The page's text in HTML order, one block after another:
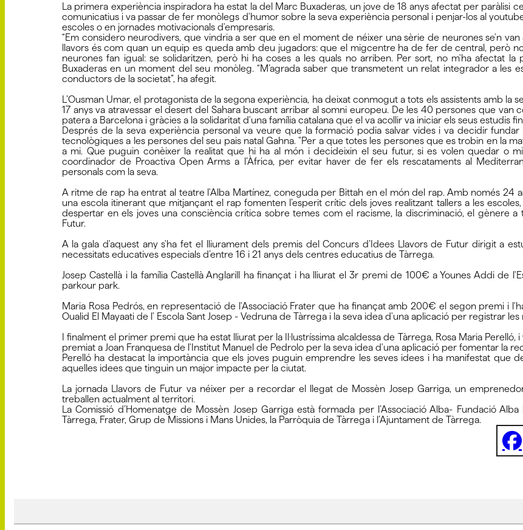
La primera experiència inspiradora ha estat la del Marc Buxaderas, un jove de 18 anys afectat per paràlisi
comunicatius i va passar de fer monòlegs d'humor sobre la seva experiència personal i penjar-los al
escoles o en jornades motivacionals d'empresaris.
“Em considero neurodivers, que vindria a ser que en el moment de néixer una sèrie de neurones se'n
llavors és com quan un equip es queda amb deu jugadors: que el migcentre ha de fer de central, però
neurones fan igual: se solidaritzen, però hi ha coses a les quals no arriben. Per sort, no m'ha afectat
Buxaderas en un moment del seu monòleg. “M’agrada saber que transmetent un relat integrador a les
conductors de la societat”, ha afegit.
L’Ousman Umar, el protagonista de la segona experiència, ha deixat conmogut a tots els assistents amb
17 anys va atravessar el desert del Sahara buscant arribar al somni europeu. De les 40 persones que
patera a Barcelona i gràcies a la solidaritat d'una família catalana que el va acollir va iniciar els seus estudis
Després de la seva experiència personal va veure que la formació podia salvar vides i va decidir fundar
tecnològiques a les persones del seu pais natal Gahna. "Per a que totes les persones que es trobin en la
a mi. Que puguin conèixer la realitat que hi ha al món i decideixin el seu futur, si es volen quedar o
coordinador de Proactiva Open Arms a l’Àfrica, per evitar haver de fer els rescataments al
personals com la seva.
A ritme de rap ha entrat al teatre l'Alba Martínez, coneguda per Bittah en el món del rap. Amb només 24
una escola itinerant que mitjançant el rap fomenten l’esperit crític dels joves realitzant tallers a les
despertar en els joves una consciència crítica sobre temes com el racisme, la discriminació, el gènere a
Futur.
A la gala d'aquest any s'ha fet el lliurament dels premis del Concurs d’Idees Llavors de Futur dirigit a
necessitats educatives especials d’entre 16 i 21 anys dels centres educatius de Tàrrega.
Josep Castellà i la família Castellà Anglarill ha finançat i ha lliurat el 3r premi de 100€ a Younes Addi de
parkour park.
Maria Rosa Pedrós, en representació de l'Associació Frater que ha finançat amb 200€ el segon premi i
Oualid El Mayaati de l' Escola Sant Josep - Vedruna de Tàrrega i la seva idea d'una aplicació per registrar
I finalment el primer premi que ha estat lliurat per la Il·lustríssima alcaldessa de Tàrrega, Rosa Maria
premiat a Joan Franquesa de l'Institut Manuel de Pedrolo per la seva idea d'una aplicació per fomentar la
Perelló ha destacat la importància que els joves puguin emprendre les seves idees i ha manifestat que
aquelles idees que tinguin un major impacte per la ciutat.
La jornada Llavors de Futur va néixer per a recordar el llegat de Mossèn Josep Garriga, un
treballen actualment al territori.
La Comissió d’Homenatge de Mossèn Josep Garriga està formada per l’Associació Alba- Fundació
Tàrrega, Frater, Grup de Missions i Mans Unides, la Parròquia de Tàrrega i l’Ajuntament de Tàrrega.